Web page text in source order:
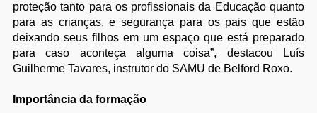
proteção tanto para os profissionais da Educação quanto
para as crianças, e segurança para os pais que estão
deixando seus filhos em um espaço que está preparado
para caso aconteça alguma coisa”, destacou Luís
Guilherme Tavares, instrutor do SAMU de Belford Roxo.
Importância da formação